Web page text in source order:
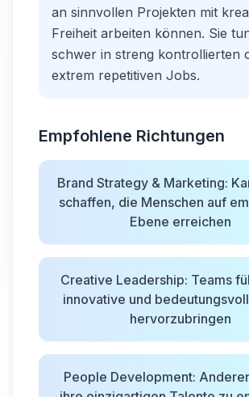
an sinnvollen Projekten mit
Freiheit arbeiten können. Sie
schwer in streng kontrollierten
extrem repetitiven Jobs.
Empfohlene Richtungen
Brand Strategy & Marketing:
schaffen, die Menschen auf
Ebene erreichen
Creative Leadership: Teams
innovative und
hervorzubringen
People Development: